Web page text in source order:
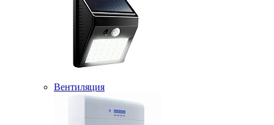
Вентиляция